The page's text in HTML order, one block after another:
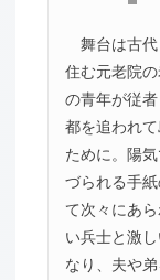
舞台は古
住む元老院
の青年が従
都を追われ
ために。陽
づられる手
て次々にあ
い兵士と激
なり、夫や